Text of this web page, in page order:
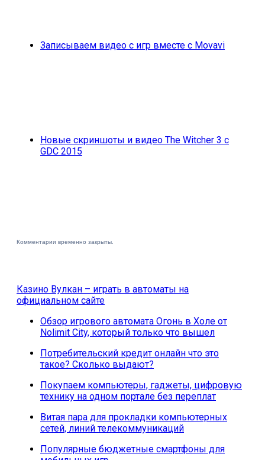
Записываем видео с игр вместе с Movavi
Новые скриншоты и видео The Witcher 3 с
GDC 2015
Комментарии временно закрыты.
Казино Вулкан – играть в автоматы на
официальном сайте
Обзор игрового автомата Огонь в Холе от
Nolimit City, который только что вышел
Потребительский кредит онлайн что это
такое? Сколько выдают?
Покупаем компьютеры, гаджеты, цифровую
технику на одном портале без переплат
Витая пара для прокладки компьютерных
сетей, линий телекоммуникаций
Популярные бюджетные смартфоны для